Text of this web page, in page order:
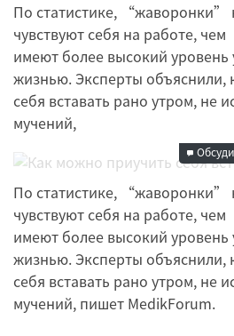
По статистике, “жаворонки”
чувствуют себя на работе,
имеют более высокий уровень
жизнью. Эксперты объяснили,
себя вставать рано утром, не
мучений, Редакция
31 июля 2015 07:50
По статистике, “жаворонки”
чувствуют себя на работе,
имеют более высокий уровень
жизнью. Эксперты объяснили,
себя вставать рано утром, не
мучений, пишет MedikForum.